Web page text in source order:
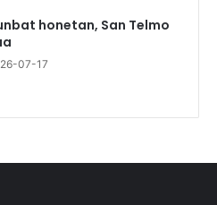
honetan, San Telmo
07-17